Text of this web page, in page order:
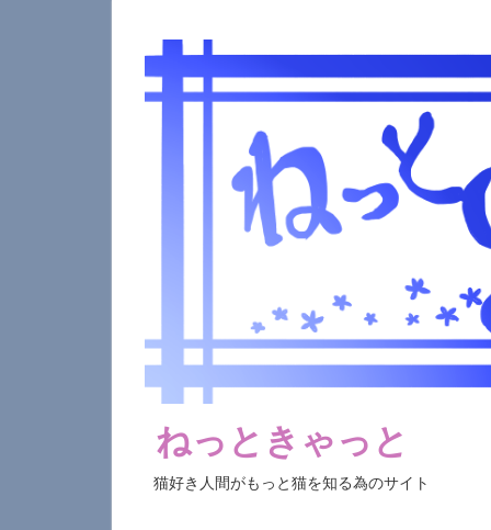
ねっときゃっと
猫好き人間がもっと猫を知る為のサイト